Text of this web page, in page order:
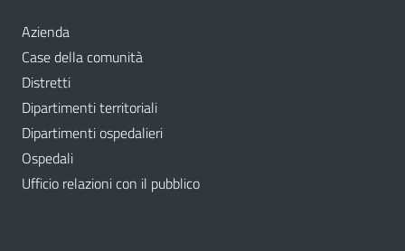
Azienda
Case della comunità
Distretti
Dipartimenti territoriali
Dipartimenti ospedalieri
Ospedali
Ufficio relazioni con il pubblico